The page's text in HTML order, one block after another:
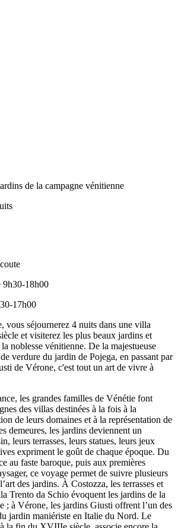
de la campagne vénitienne
9h30-18h00
17h00
séjournerez 4 nuits dans une villa
et visiterez les plus beaux jardins et
noblesse vénitienne. De la majestueuse
verdure du jardin de Pojega, en passant par
de Vérone, c'est tout un art de vivre à
les grandes familles de Vénétie font
des villas destinées à la fois à la
de leurs domaines et à la représentation de
demeures, les jardins deviennent un
leurs terrasses, leurs statues, leurs jeux
expriment le goût de chaque époque. Du
au faste baroque, puis aux premières
ce voyage permet de suivre plusieurs
des jardins. À Costozza, les terrasses et
Trento da Schio évoquent les jardins de la
; à Vérone, les jardins Giusti offrent l’un des
jardin maniériste en Italie du Nord. Le